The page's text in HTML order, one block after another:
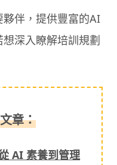
伴，提供豐富的AI
深入瞭解培訓規劃
章：
AI 素養到管理